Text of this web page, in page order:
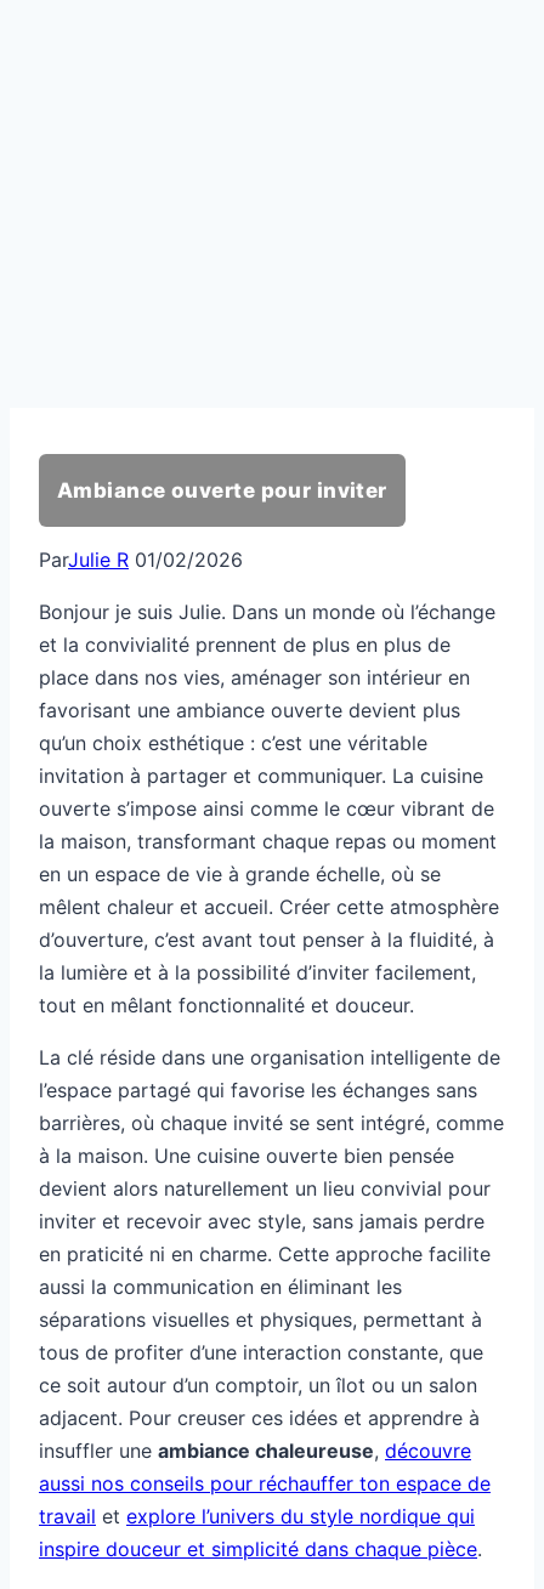
Ambiance ouverte pour inviter
ParJulie R 01/02/2026
Bonjour je suis Julie. Dans un monde où l’échange
et la convivialité prennent de plus en plus de
place dans nos vies, aménager son intérieur en
favorisant une ambiance ouverte devient plus
qu’un choix esthétique : c’est une véritable
invitation à partager et communiquer. La cuisine
ouverte s’impose ainsi comme le cœur vibrant de
la maison, transformant chaque repas ou moment
en un espace de vie à grande échelle, où se
mêlent chaleur et accueil. Créer cette atmosphère
d’ouverture, c’est avant tout penser à la fluidité, à
la lumière et à la possibilité d’inviter facilement,
tout en mêlant fonctionnalité et douceur.
La clé réside dans une organisation intelligente de
l’espace partagé qui favorise les échanges sans
barrières, où chaque invité se sent intégré, comme
à la maison. Une cuisine ouverte bien pensée
devient alors naturellement un lieu convivial pour
inviter et recevoir avec style, sans jamais perdre
en praticité ni en charme. Cette approche facilite
aussi la communication en éliminant les
séparations visuelles et physiques, permettant à
tous de profiter d’une interaction constante, que
ce soit autour d’un comptoir, un îlot ou un salon
adjacent. Pour creuser ces idées et apprendre à
insuffler une ambiance chaleureuse, découvre
aussi nos conseils pour réchauffer ton espace de
travail et explore l’univers du style nordique qui
inspire douceur et simplicité dans chaque pièce.